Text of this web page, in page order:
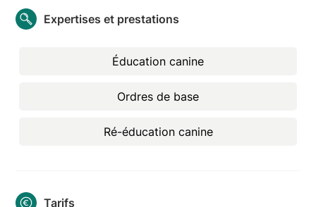
Expertises et prestations
Éducation canine
Ordres de base
Ré-éducation canine
Tarifs